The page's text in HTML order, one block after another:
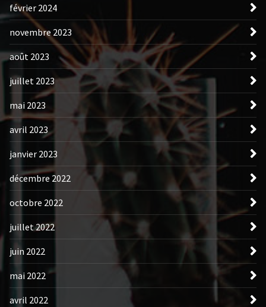
février 2024
novembre 2023
août 2023
juillet 2023
mai 2023
avril 2023
janvier 2023
décembre 2022
octobre 2022
juillet 2022
juin 2022
mai 2022
avril 2022